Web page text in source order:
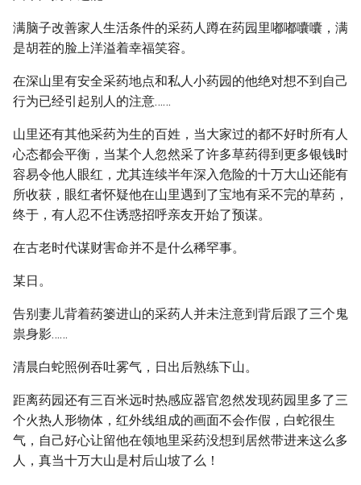
满脑子改善家人生活条件的采药人蹲在药园里嘟嘟囔囔，满
是胡茬的脸上洋溢着幸福笑容。
在深山里有安全采药地点和私人小药园的他绝对想不到自己
行为已经引起别人的注意……
山里还有其他采药为生的百姓，当大家过的都不好时所有人
心态都会平衡，当某个人忽然采了许多草药得到更多银钱时
容易令他人眼红，尤其连续半年深入危险的十万大山还能有
所收获，眼红者怀疑他在山里遇到了宝地有采不完的草药，
终于，有人忍不住诱惑招呼亲友开始了预谋。
在古老时代谋财害命并不是什么稀罕事。
某日。
告别妻儿背着药篓进山的采药人并未注意到背后跟了三个鬼
祟身影……
清晨白蛇照例吞吐雾气，日出后熟练下山。
距离药园还有三百米远时热感应器官忽然发现药园里多了三
个火热人形物体，红外线组成的画面不会作假，白蛇很生
气，自己好心让留他在领地里采药没想到居然带进来这么多
人，真当十万大山是村后山坡了么！